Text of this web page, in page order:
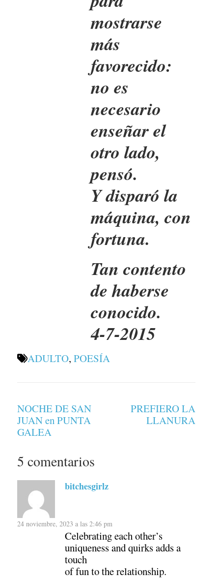
mostrarse
más
favorecido:
no es
necesario
enseñar el
otro lado,
pensó.
Y disparó la
máquina, con
fortuna.
Tan contento
de haberse
conocido.
4-7-2015
ADULTO, POESÍA
Navegación
de
entradas
NOCHE DE SAN
JUAN en PUNTA
GALEA
PREFIERO LA
LLANURA
5 comentarios
bitchesgirlz
24 noviembre, 2023 a las 2:46 pm
Celebrating each other’s
uniqueness and quirks adds a
touch
of fun to the relationship.